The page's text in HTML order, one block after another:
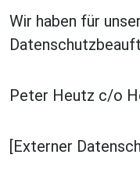
Wir haben für
Peter Heutz c/o
[Externer